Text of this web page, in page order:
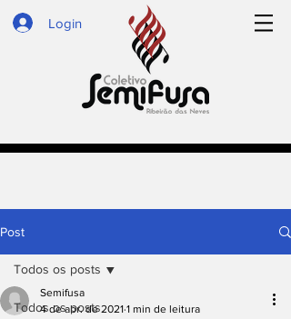
Login
Post
Todos os posts
Todos os posts
Semifusa
4 de abr. de 2021 1 min de leitura